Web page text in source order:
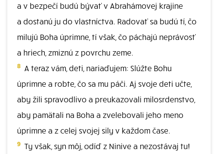
a v bezpečí budú bývať v Abrahámovej krajine
a dostanú ju do vlastníctva. Radovať sa budú tí, čo
milujú Boha úprimne, tí však, čo páchajú neprávosť
a hriech, zmiznú z povrchu zeme.
8 A teraz vám, deti, nariaďujem: Slúžte Bohu
úprimne a robte, čo sa mu páči. Aj svoje deti učte,
aby žili spravodlivo a preukazovali milosrdenstvo,
aby pamätali na Boha a zvelebovali jeho meno
úprimne a z celej svojej sily v každom čase.
9 Ty však, syn môj, odíď z Ninive a nezostávaj tu!